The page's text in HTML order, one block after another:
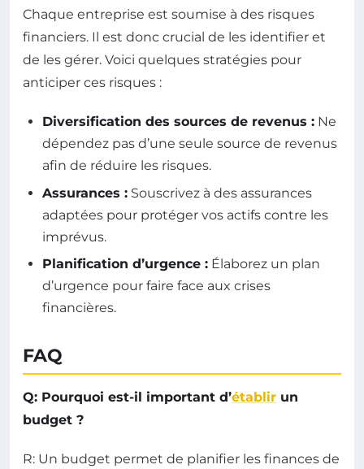
Chaque entreprise est soumise à des risques
financiers. Il est donc crucial de les identifier et
de les gérer. Voici quelques stratégies pour
anticiper ces risques :
Diversification des sources de revenus : Ne
dépendez pas d’une seule source de revenus
afin de réduire les risques.
Assurances : Souscrivez à des assurances
adaptées pour protéger vos actifs contre les
imprévus.
Planification d’urgence : Élaborez un plan
d’urgence pour faire face aux crises
financières.
FAQ
Q: Pourquoi est-il important d’établir un
budget ?
R: Un budget permet de planifier les finances de